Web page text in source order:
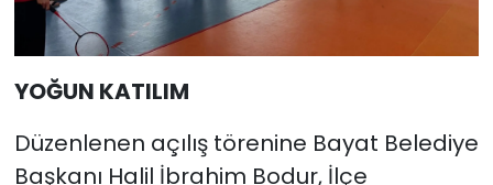
YOĞUN KATILIM
Düzenlenen açılış törenine Bayat Belediye
Başkanı Halil İbrahim Bodur, İlçe